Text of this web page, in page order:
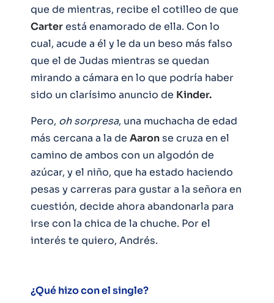
que de mientras, recibe el cotilleo de que
Carterestá enamorado de ella. Con lo
cual, acude a él y le da un beso más falso
que el de Judas mientras se quedan
mirando a cámara en lo que podría haber
sido un clarísimo anuncio de Kinder.
Pero, oh sorpresa, una muchacha de edad
más cercana a la de Aaronse cruza en el
camino de ambos con un algodón de
azúcar, y el niño, que ha estado haciendo
pesas y carreras para gustar a la señora en
cuestión, decide ahora abandonarla para
irse con la chica de la chuche. Por el
interés te quiero, Andrés.
¿Qué hizo con el single?